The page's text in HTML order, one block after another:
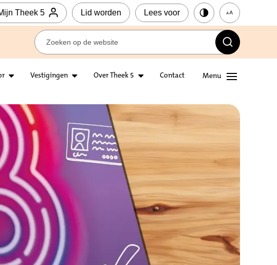
Theek 5 Lid worden Lees voor
Vestigingen Over Theek 5 Contact